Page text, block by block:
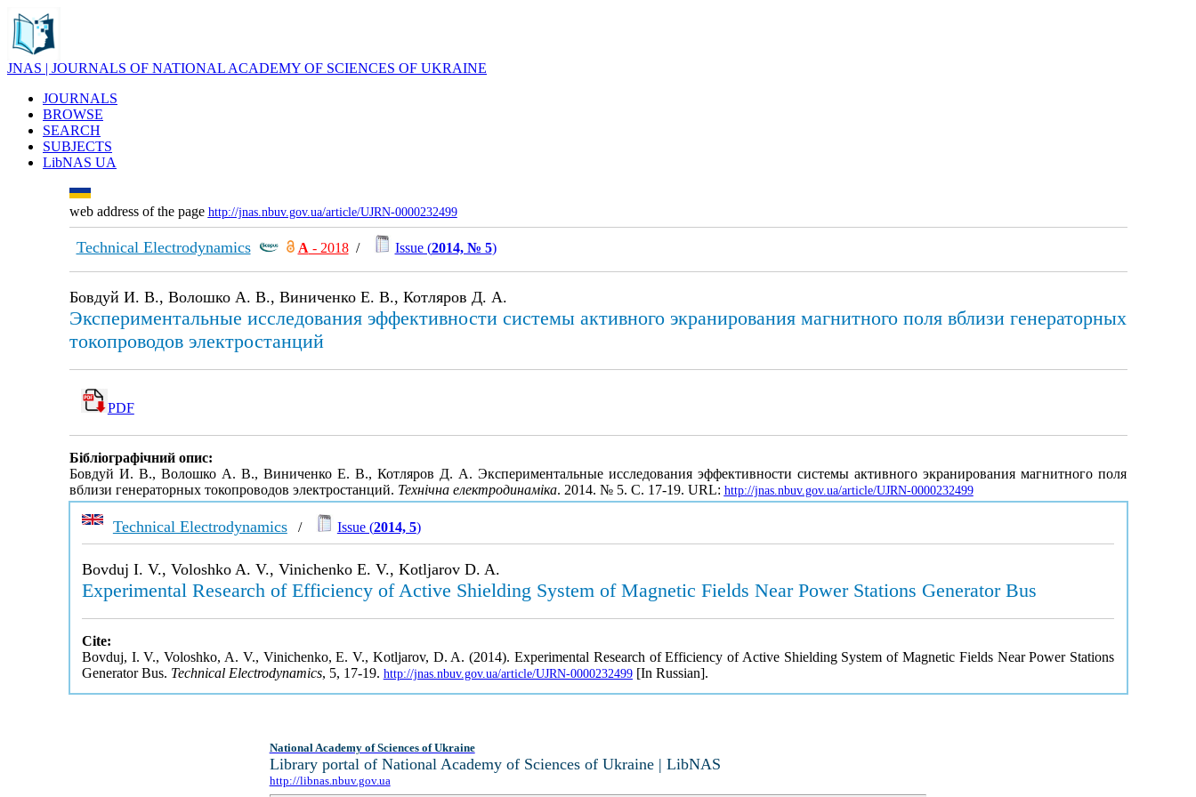
JNAS | JOURNALS OF NATIONAL ACADEMY OF SCIENCES OF UKRAINE
JOURNALS
BROWSE
SEARCH
SUBJECTS
LibNAS UA
web address of the page http://jnas.nbuv.gov.ua/article/UJRN-0000232499
Technical Electrodynamics А - 2018/ Issue (2014, № 5)
Бовдуй И. В., Волошко А. В., Виниченко Е. В., Котляров Д. А.
Экспериментальные исследования эффективности системы активного экранирования магнитного поля вблизи генераторных
токопроводов электростанций
PDF
Бібліографічний опис:
Бовдуй И. В., Волошко А. В., Виниченко Е. В., Котляров Д. А. Экспериментальные исследования эффективности системы активного экранирования магнитного поля
вблизи генераторных токопроводов электростанций. Технічна електродинаміка. 2014. № 5. С. 17-19. URL: http://jnas.nbuv.gov.ua/article/UJRN-0000232499
Technical Electrodynamics/ Issue (2014, 5)
Bovduj I. V., Voloshko A. V., Vinichenko E. V., Kotljarov D. A.
Experimental Research of Efficiency of Active Shielding System of Magnetic Fields Near Power Stations Generator Bus
Cite:
Bovduj, I. V., Voloshko, A. V., Vinichenko, E. V., Kotljarov, D. A. (2014). Experimental Research of Efficiency of Active Shielding System of Magnetic Fields Near Power Stations
Generator Bus. Technical Electrodynamics, 5, 17-19. http://jnas.nbuv.gov.ua/article/UJRN-0000232499[In Russian].
National Academy of Sciences of Ukraine
Library portal of National Academy of Sciences of Ukraine | LibNAS
http://libnas.nbuv.gov.ua